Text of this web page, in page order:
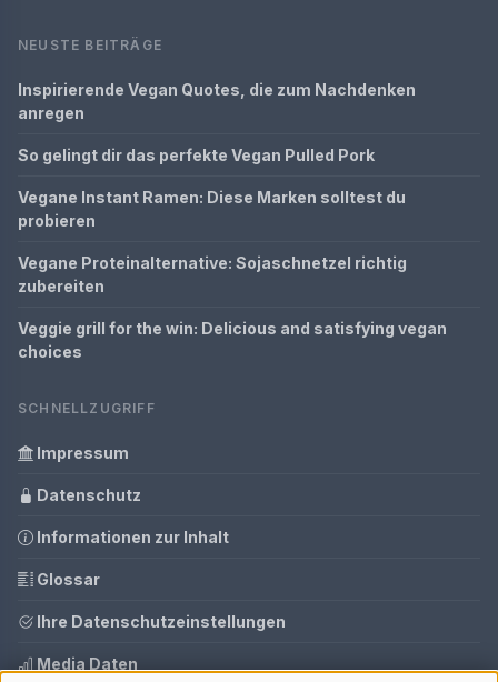
NEUSTE BEITRÄGE
Inspirierende Vegan Quotes, die zum Nachdenken
anregen
So gelingt dir das perfekte Vegan Pulled Pork
Vegane Instant Ramen: Diese Marken solltest du
probieren
Vegane Proteinalternative: Sojaschnetzel richtig
zubereiten
Veggie grill for the win: Delicious and satisfying vegan
choices
SCHNELLZUGRIFF
Impressum
Datenschutz
Informationen zur Inhalt
Glossar
Ihre Datenschutzeinstellungen
Media Daten